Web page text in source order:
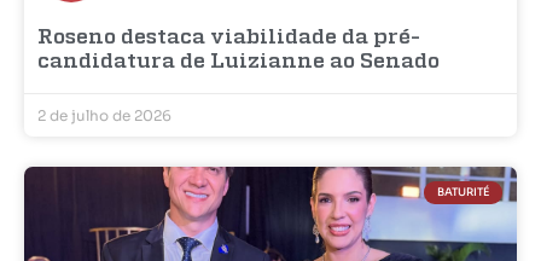
Roseno destaca viabilidade da pré-
candidatura de Luizianne ao Senado
2 de julho de 2026
BATURITÉ